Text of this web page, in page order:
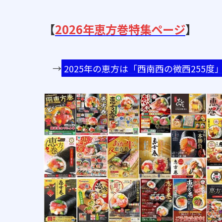
【2026年恵方巻特集ページ】
→ 2025年の恵方は「西南西の微西255度